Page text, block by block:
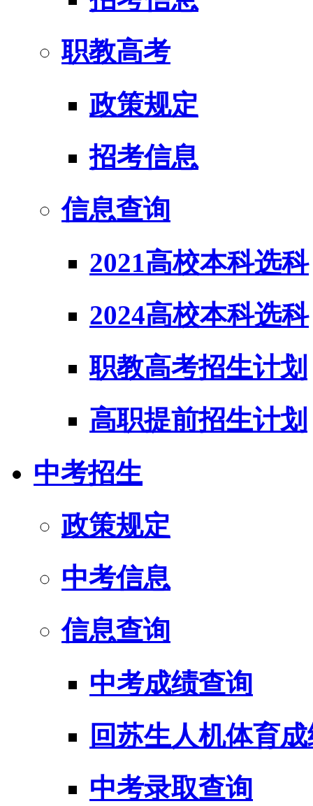
职教高考
政策规定
招考信息
信息查询
2021高校本科选科
2024高校本科选科
职教高考招生计划
高职提前招生计划
中考招生
政策规定
中考信息
信息查询
中考成绩查询
回苏生人机体育
中考录取查询